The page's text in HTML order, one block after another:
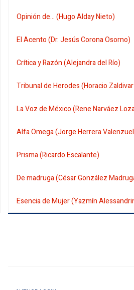
Opinión de... (Hugo Alday Nieto)
El Acento (Dr. Jesús Corona Osorno)
Crítica y Razón (Alejandra del Río)
Tribunal de Herodes (Horacio
La Voz de México (Rene Narváez
Alfa Omega (Jorge Herrera
Prisma (Ricardo Escalante)
De madruga (César González
Esencia de Mujer (Yazmín